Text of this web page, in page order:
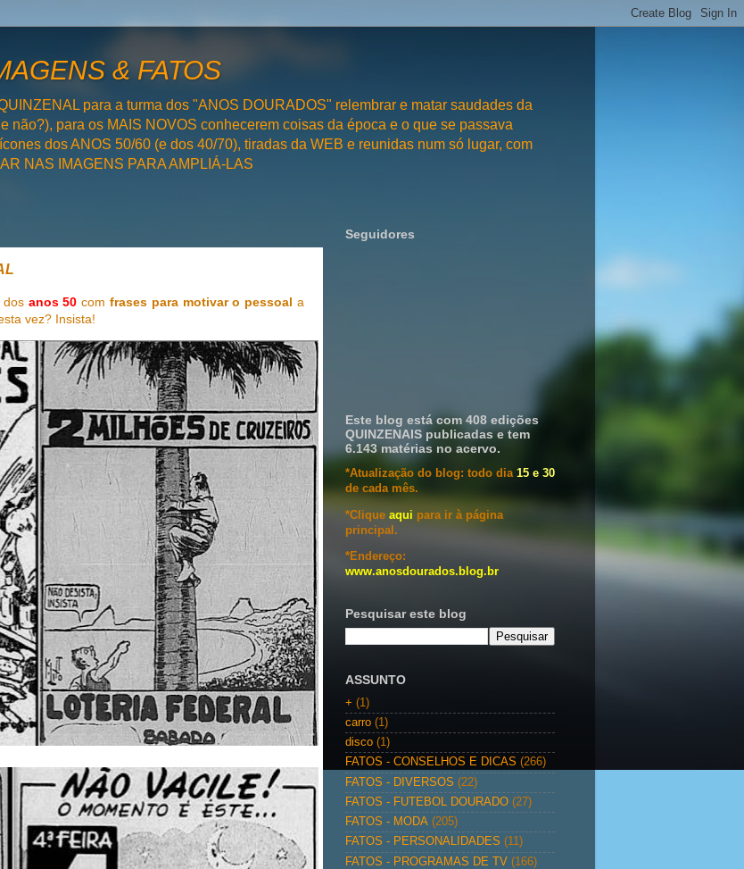
& FATOS
para a turma dos "ANOS DOURADOS" relembrar e matar saudades da
não?), para os MAIS NOVOS conhecerem coisas da época e o que se passava
dos ANOS 50/60 (e dos 40/70), tiradas da WEB e reunidas num só lugar, com
NAS IMAGENS PARA AMPLIÁ-LAS
dos anos 50 com frases para motivar o pessoal a
vez? Insista!
Seguidores
Este blog está com 408 edições
QUINZENAIS publicadas e tem
6.143 matérias no acervo.
*Atualização do blog: todo dia 15 e 30
de cada mês.
*Clique aqui para ir à página
principal.
*Endereço:
www.anosdourados.blog.br
Pesquisar este blog
ASSUNTO
+ (1)
carro (1)
disco (1)
FATOS - CONSELHOS E DICAS (266)
FATOS - DIVERSOS (22)
FATOS - FUTEBOL DOURADO (27)
FATOS - MODA (205)
FATOS - PERSONALIDADES (11)
FATOS - PROGRAMAS DE TV (166)